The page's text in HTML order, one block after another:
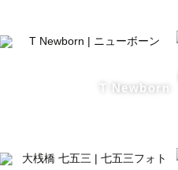
T Newborn